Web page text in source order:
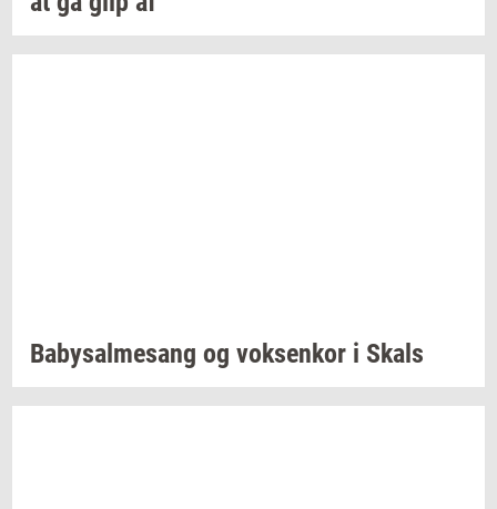
Ba­by­sal­mesang og vok­sen­kor i Skals